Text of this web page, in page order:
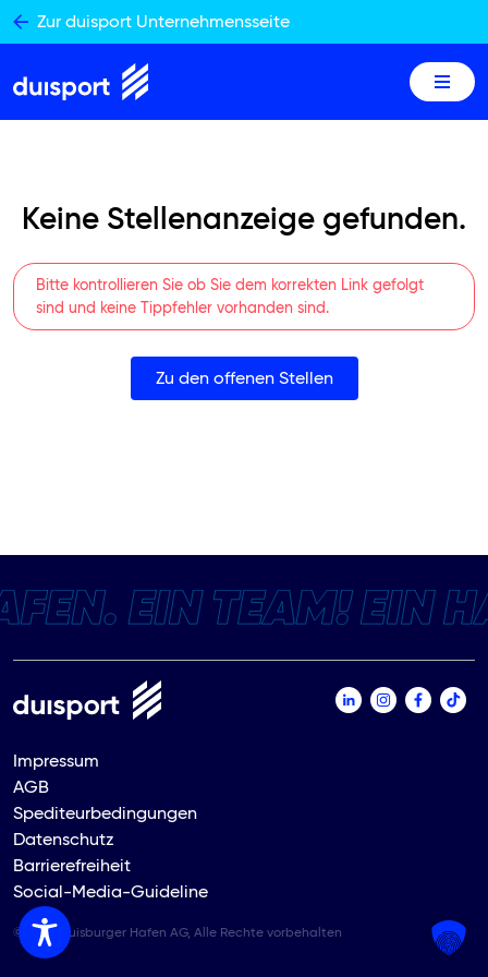
Skip
Zur duisport Unternehmensseite
Keine Stellenanzeige gefunden.
Bitte kontrollieren Sie ob Sie dem korrekten Link gefolgt
sind und keine Tippfehler vorhanden sind.
Zu den offenen Stellen
Impressum
AGB
Spediteurbedingungen
Datenschutz
Barrierefreiheit
Social-Media-Guideline
© 2026 Duisburger Hafen AG, Alle Rechte vorbehalten